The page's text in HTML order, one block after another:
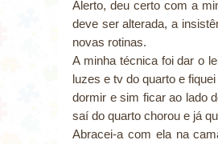
Alerto, deu certo com a
deve ser alterada, a
novas rotinas.
A minha técnica foi dar o
luzes e tv do quarto e
dormir e sim ficar ao lado
saí do quarto chorou e já
Abracei-a com ela na